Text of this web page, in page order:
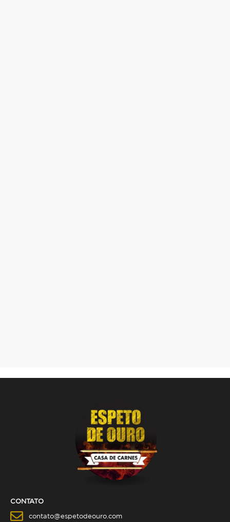
CONTATO
contato@espetodeouro.com